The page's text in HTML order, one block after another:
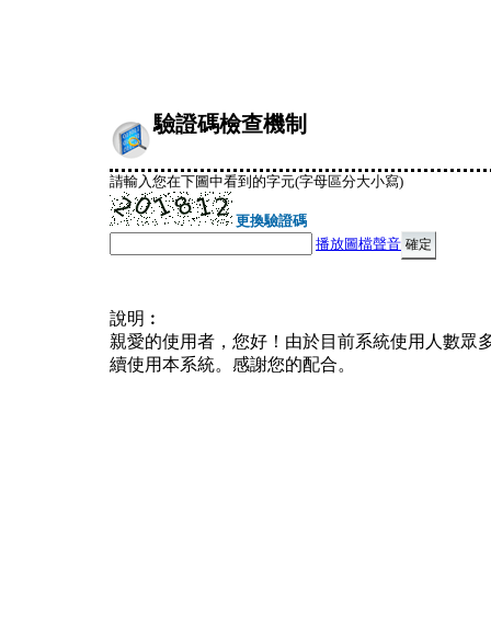
驗證碼檢查機制
請輸入您在下圖中看到的字元(字母區分大小寫)
更換驗證碼
播放圖檔聲音
說明︰
親愛的使用者，您好！由於目前系統使用人數眾
續使用本系統。感謝您的配合。